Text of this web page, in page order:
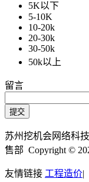
5K以下
5-10K
10-20k
20-30k
30-50k
50k以上
留言
苏州挖机会网络科
售部 Copyright ©
友情链接 工程造价|